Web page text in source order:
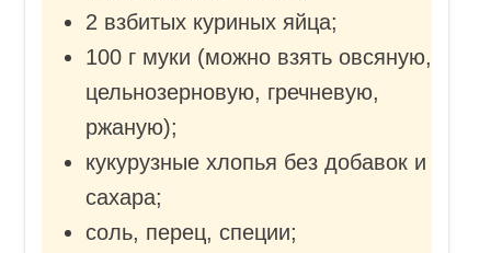
2 взбитых куриных яйца;
100 г муки (можно взять овсяную,
цельнозерновую, гречневую,
ржаную);
кукурузные хлопья без добавок и
сахара;
соль, перец, специи;